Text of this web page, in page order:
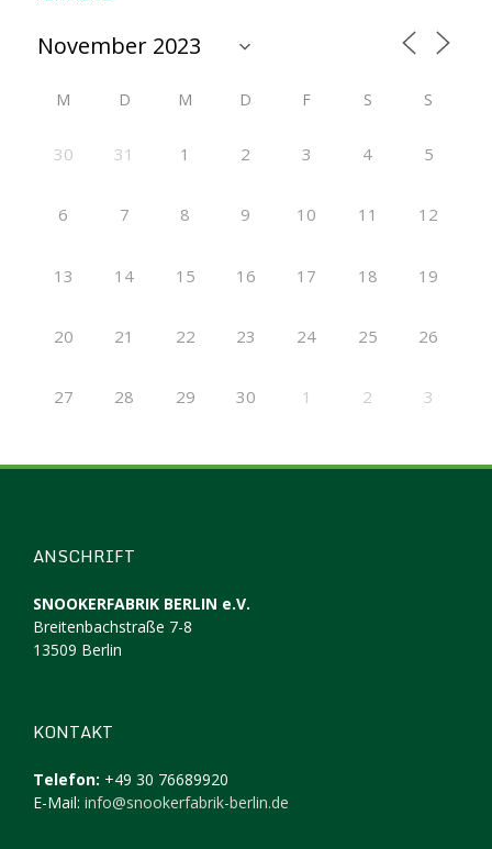
M D M D F S S
30 31 1 2 3 4 5
6 7 8 9 10 11 12
13 14 15 16 17 18 19
20 21 22 23 24 25 26
27 28 29 30 1 2 3
ANSCHRIFT
SNOOKERFABRIK BERLIN e.V.
Breitenbachstraße 7-8
13509 Berlin
KONTAKT
Telefon: +49 30 76689920
E-Mail: info@snookerfabrik-berlin.de